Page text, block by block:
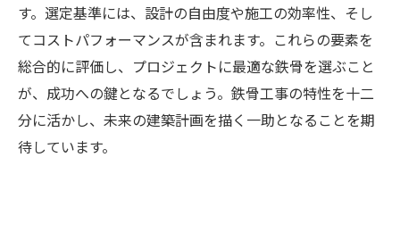
す。選定基準には、設計の自由度や施工の効率性、そし
てコストパフォーマンスが含まれます。これらの要素を
総合的に評価し、プロジェクトに最適な鉄骨を選ぶこと
が、成功への鍵となるでしょう。鉄骨工事の特性を十二
分に活かし、未来の建築計画を描く一助となることを期
待しています。